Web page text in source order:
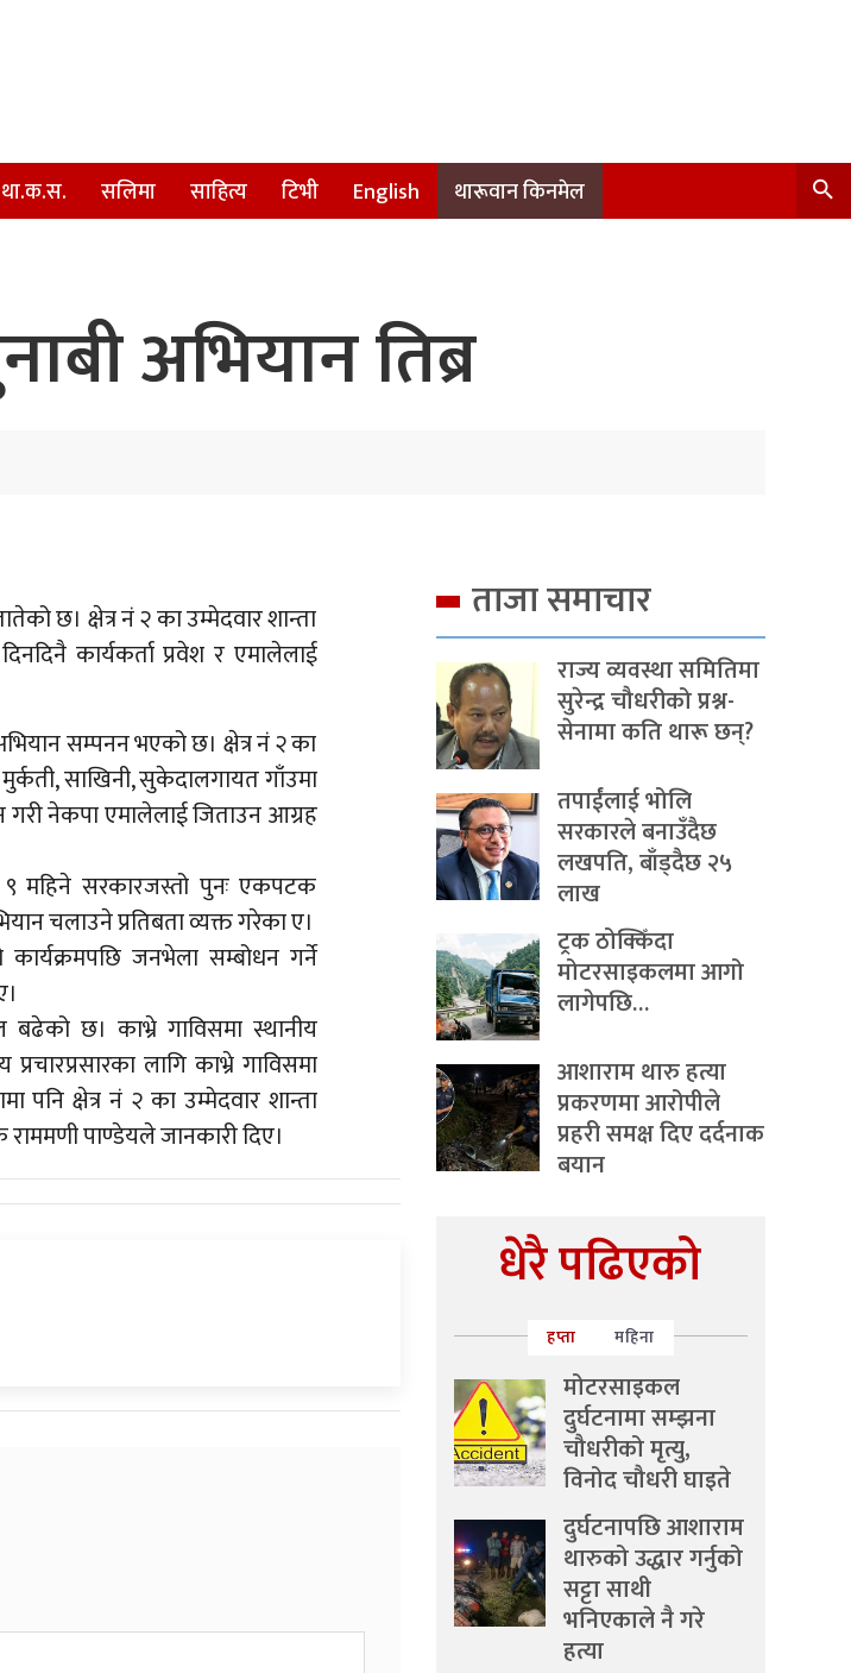
था.क.स. सलिमा साहित्य टिभी English थारूवान किनमेल
अभियान तिब्र
छ। क्षेत्र नं २ का उम्मेदवार शान्ता
कार्यकर्ता प्रवेश र एमालेलाई
सम्पनन भएको छ। क्षेत्र नं २ का
साखिनी, सुकेदालगायत गाँउमा
गरी नेकपा एमालेलाई जिताउन आग्रह
महिने सरकारजस्तो पुनः एकपटक
चलाउने प्रतिबता व्यक्त गरेका ए।
जनभेला सम्बोधन गर्ने
छ। काभ्रे गाविसमा स्थानीय
लागि काभ्रे गाविसमा
क्षेत्र नं २ का उम्मेदवार शान्ता
राममणी पाण्डेयले जानकारी दिए।
ताजा समाचार
राज्य व्यवस्था समितिमा
सुरेन्द्र चौधरीको प्रश्न-
सेनामा कति थारू छन्?
तपाईंलाई भोलि
सरकारले बनाउँदैछ
लखपति, बाँड्दैछ २५
लाख
ट्रक ठोक्किँदा
मोटरसाइकलमा आगो
लागेपछि…
आशाराम थारु हत्या
प्रकरणमा आरोपीले
प्रहरी समक्ष दिए दर्दनाक
बयान
धेरै पढिएको
हप्ता महिना
मोटरसाइकल
दुर्घटनामा सम्झना
चौधरीको मृत्यु,
विनोद चौधरी घाइते
दुर्घटनापछि आशाराम
थारुको उद्धार गर्नुको
सट्टा साथी
भनिएकाले नै गरे
हत्या